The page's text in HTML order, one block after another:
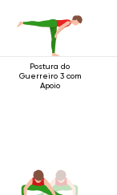
Postura do
Guerreiro 3 com
Apoio